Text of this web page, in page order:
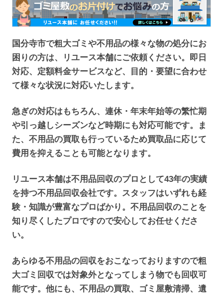
国分寺市で粗大ゴミや不用品の様々な物の処分にお
困りの方は、リユース本舗にご依頼ください。即日
対応、定額料金サービスなど、目的・要望に合わせ
て様々な状況に対応いたします。
急ぎの対応はもちろん、連休・年末年始等の繁忙期
や引っ越しシーズンなど時期にも対応可能です。ま
た、不用品の買取も行っているため買取品に応じて
費用を抑えることも可能となります。
リユース本舗は不用品回収のプロとして43年の実績
を持つ不用品回収会社です。スタッフはいずれも経
験・知識が豊富なプロばかり。不用品回収のことを
知り尽くしたプロですので安心してお任せくださ
い。
あらゆる不用品の回収をおこなっておりますので粗
大ゴミ回収では対象外となってしまう物でも回収可
能です。他にも、不用品の買取、ゴミ屋敷清掃、遺